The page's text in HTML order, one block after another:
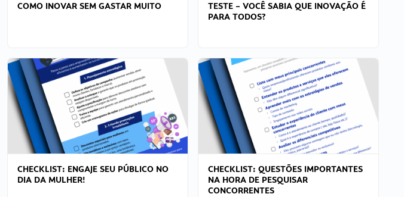
COMO INOVAR SEM GASTAR MUITO
TESTE – VOCÊ SABIA QUE INOVAÇÃO É
PARA TODOS?
CHECKLIST: ENGAJE SEU PÚBLICO NO
DIA DA MULHER!
CHECKLIST: QUESTÕES IMPORTANTES
NA HORA DE PESQUISAR
CONCORRENTES